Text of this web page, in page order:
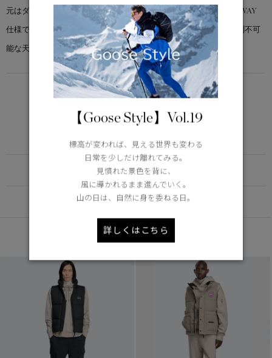
元はダウン入りで、厳しい風を遮断します。フロントジッパーは2WAY
仕様で、後ろ裾は長めに設定されており、雨風から身を守り、 予測不可
能な天候に対応する賢い選択です。
LIGHTWEIGHT
アクティブな活動に適した軽さ
FUNCTION
DETAIL
あなたへのおすすめ
【Goose Style】Vol.19
標高が変われば、見える世界も変わる
日常を少しだけ離れてみる。
見慣れた景色を背に、
風に導かれるまま進んでいく。
山の日は、自然に身を委ねる日。
詳しくはこちら